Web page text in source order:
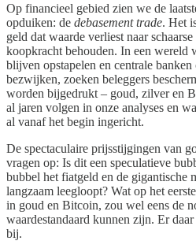
Op financieel gebied zien we de
opduiken: de debasement trade. Het
geld dat waarde verliest naar
koopkracht behouden. In een wereld
blijven opstapelen en centrale
bezwijken, zoeken beleggers
worden bijgedrukt – goud, zilver en
al jaren volgen in onze analyses en
al vanaf het begin ingericht.
De spectaculaire prijsstijgingen van
vragen op: Is dit een speculatieve
bubbel het fiatgeld en de gigantische
langzaam leegloopt? Wat op het
in goud en Bitcoin, zou wel eens de
waardestandaard kunnen zijn. Er
bij.